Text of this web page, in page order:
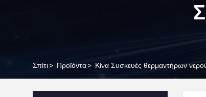
Σπίτι> Προϊόντα> Κίνα Συσκευές θερμαντήρων